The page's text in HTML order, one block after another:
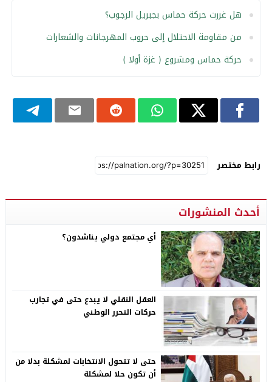
هل غررت حركة حماس بجبريل الرجوب؟
من مقاومة الاحتلال إلى حروب المهرجانات والشعارات
حركة حماس ومشروع ( غزة أولا )
رابط مختصر
أحدث المنشورات
أي مجتمع دولي يناشدون؟
العقل النقلي لا يبدع حتى في تجارب
حركات التحرر الوطني
حتى لا تتحول الانتخابات لمشكلة بدلا من
أن تكون حلا لمشكلة